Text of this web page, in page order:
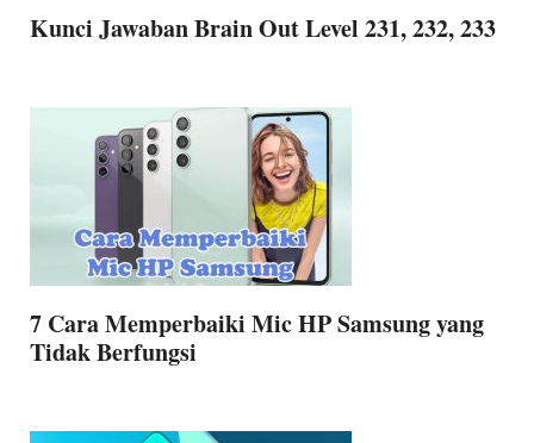
Kunci Jawaban Brain Out Level 231, 232, 233
7 Cara Memperbaiki Mic HP Samsung yang
Tidak Berfungsi